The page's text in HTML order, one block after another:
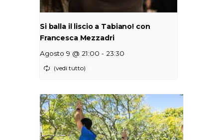
Si balla il liscio a Tabiano! con
Francesca Mezzadri
Agosto 9 @ 21:00 - 23:30